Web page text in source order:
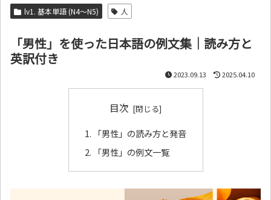
lv1. 基本単語 (N4～N5) 人
「男性」を使った日本語の例文集｜読み方と
英訳付き
2023.09.13 2025.04.10
目次
「男性」の読み方と発音
「男性」の例文一覧